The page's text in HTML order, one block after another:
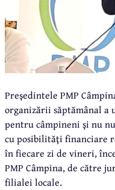
Preşedintele PMP
organizării săptămânal
pentru câmpineni şi nu
cu posibilităţi financiare
în fiecare zi de vineri,
PMP Câmpina, de către
filialei locale.